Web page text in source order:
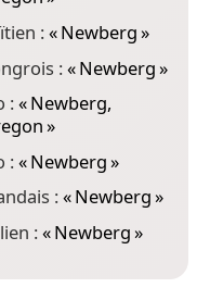
:«Newberg»
:«Newberg»
:«Newberg,
»
:«Newberg»
:«Newberg»
:«Newberg»